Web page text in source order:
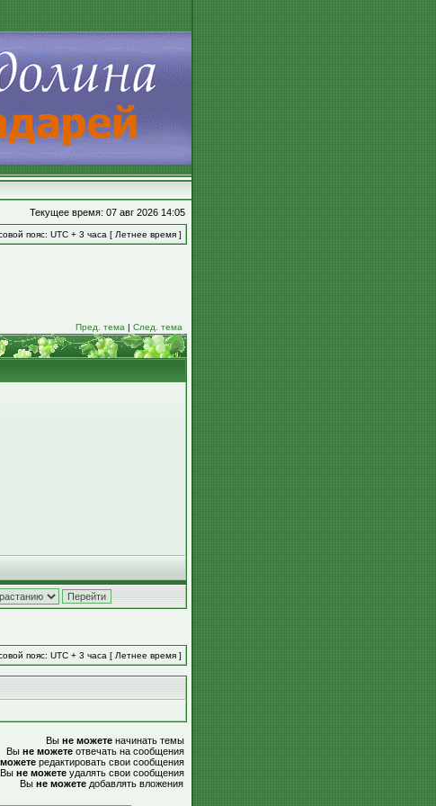
Текущее время: 07 авг 2026 14:05
пояс: UTC + 3 часа [ Летнее время ]
Пред. тема | След. тема
пояс: UTC + 3 часа [ Летнее время ]
Вы не можете начинать темы
Вы не можете отвечать на сообщения
редактировать свои сообщения
Вы не можете удалять свои сообщения
Вы не можете добавлять вложения